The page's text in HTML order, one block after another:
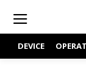
DEVICE